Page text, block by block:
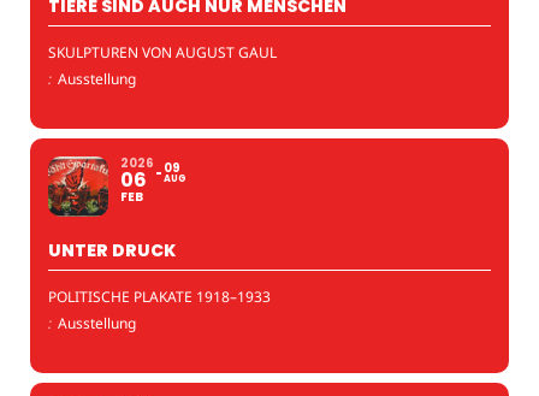
TIERE SIND AUCH NUR MENSCHEN
SKULPTUREN VON AUGUST GAUL
: Ausstellung
2026
06
FEB
09
AUG
UNTER DRUCK
POLITISCHE PLAKATE 1918–1933
: Ausstellung